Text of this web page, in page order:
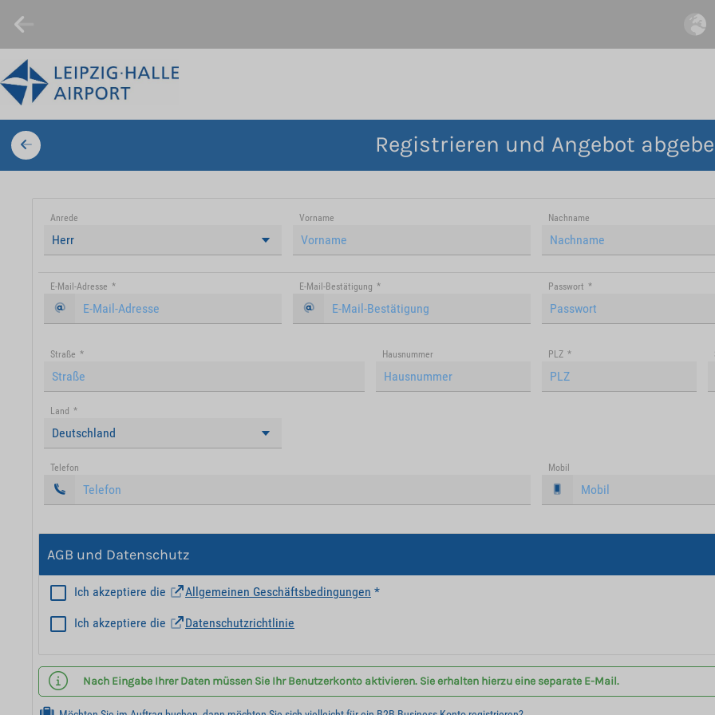
Registrieren und Angebot
Anrede
Herr
Vorname Nachname
E-Mail-Adresse * E-Mail-Bestätigung * Passwort *
Straße * Hausnummer PLZ *
Land *
Deutschland
Telefon Mobil
AGB und Datenschutz
Ich akzeptiere die Allgemeinen Geschäftsbedingungen *
Ich akzeptiere die Datenschutzrichtlinie
Nach Eingabe Ihrer Daten müssen Sie Ihr Benutzerkonto aktivieren. Sie erhalten hierzu eine separate E-Mail.